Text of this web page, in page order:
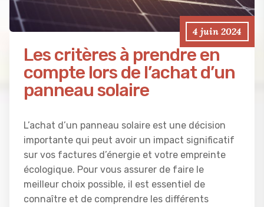
4 juin 2024
Les critères à prendre en
compte lors de l’achat d’un
panneau solaire
L’achat d’un panneau solaire est une décision
importante qui peut avoir un impact significatif
sur vos factures d’énergie et votre empreinte
écologique. Pour vous assurer de faire le
meilleur choix possible, il est essentiel de
connaître et de comprendre les différents